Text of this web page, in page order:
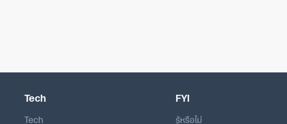
Tech
Tech
FYI
รู้หรือไม่